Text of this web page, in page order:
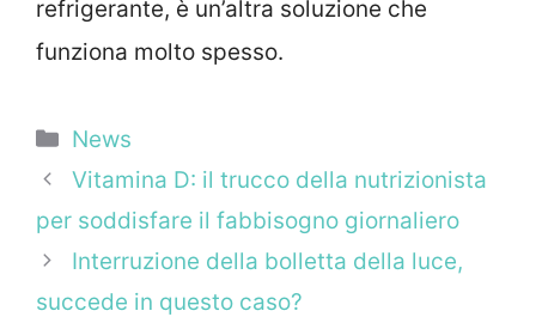
refrigerante, è un’altra soluzione che
funziona molto spesso.
Categorie
News
Vitamina D: il trucco della nutrizionista
per soddisfare il fabbisogno giornaliero
Interruzione della bolletta della luce,
succede in questo caso?